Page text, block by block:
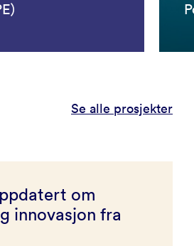
Se alle prosjekter
om
innovasjon fra